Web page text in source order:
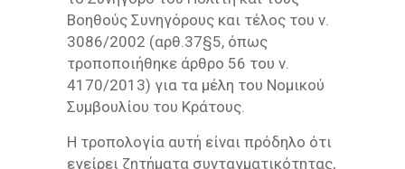
Βοηθούς Συνηγόρους και τέλος του ν.
3086/2002 (αρθ.37§5, όπως
τροποποιήθηκε άρθρο 56 του ν.
4170/2013) για τα μέλη του Νομικού
Συμβουλίου του Κράτους.
Η τροπολογία αυτή είναι πρόδηλο ότι
εγείρει ζητήματα συνταγματικότητας,